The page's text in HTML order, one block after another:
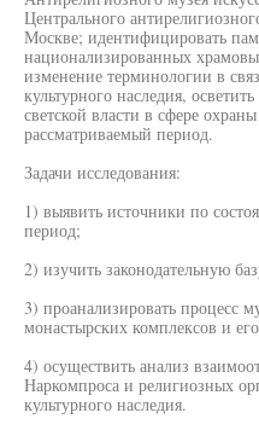
Центрального
Москве; идентифицировать
национализированных
изменение терминологии в
культурного наследия,
светской власти в сфере
рассматриваемый период.
Задачи исследования:
1) выявить источники по
период;
2) изучить законодательную
3) проанализировать процесс
монастырских комплексов и
4) осуществить анализ
Наркомпроса и религиозных
культурного наследия.